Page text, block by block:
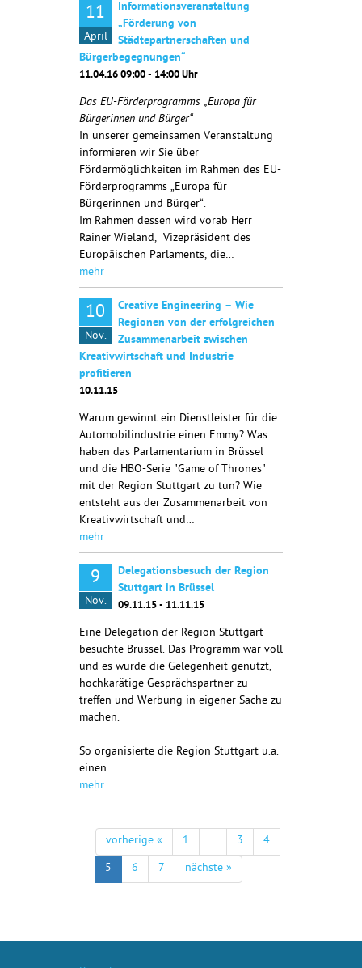
11
April
Informationsveranstaltung
„Förderung von
Städtepartnerschaften und
Bürgerbegegnungen“
11.04.16 09:00 - 14:00 Uhr
Das EU-Förderprogramms „Europa für
Bürgerinnen und Bürger“
In unserer gemeinsamen Veranstaltung
informieren wir Sie über
Fördermöglichkeiten im Rahmen des EU-
Förderprogramms „Europa für
Bürgerinnen und Bürger“.
Im Rahmen dessen wird vorab Herr
Rainer Wieland, Vizepräsident des
Europäischen Parlaments, die…
mehr
10
Nov.
Creative Engineering – Wie
Regionen von der erfolgreichen
Zusammenarbeit zwischen
Kreativwirtschaft und Industrie
profitieren
10.11.15
Warum gewinnt ein Dienstleister für die
Automobilindustrie einen Emmy? Was
haben das Parlamentarium in Brüssel
und die HBO-Serie "Game of Thrones"
mit der Region Stuttgart zu tun? Wie
entsteht aus der Zusammenarbeit von
Kreativwirtschaft und…
mehr
9
Nov.
Delegationsbesuch der Region
Stuttgart in Brüssel
09.11.15 - 11.11.15
Eine Delegation der Region Stuttgart
besuchte Brüssel. Das Programm war voll
und es wurde die Gelegenheit genutzt,
hochkarätige Gesprächspartner zu
treffen und Werbung in eigener Sache zu
machen.
So organisierte die Region Stuttgart u.a.
einen…
mehr
vorherige « 1 ... 3
4
5
6 7 nächste »